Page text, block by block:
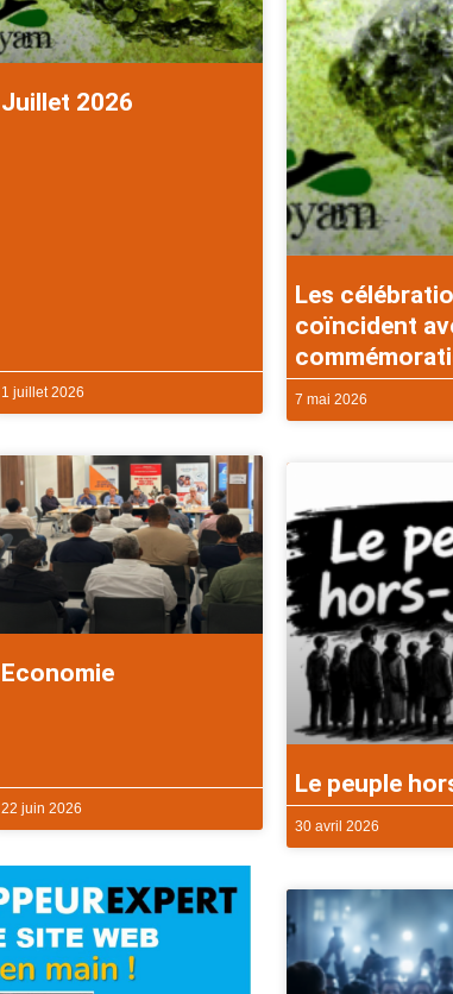
Juillet 2026
1 juillet 2026
Economie
22 juin 2026
Les
coïncident
7 mai 2026
Le peuple
30 avril 2026